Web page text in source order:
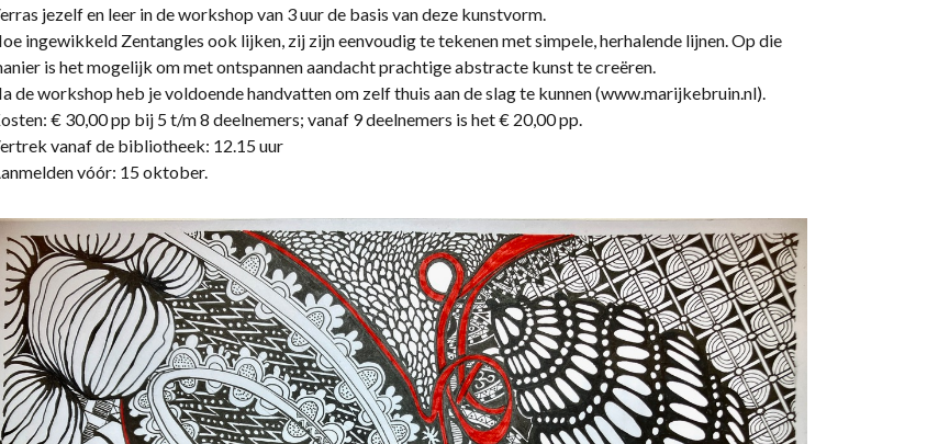
jezelf en leer in de workshop van 3 uur de basis van deze kunstvorm.
ingewikkeld Zentangles ook lijken, zij zijn eenvoudig te tekenen met simpele, herhalende lijnen. Op die
is het mogelijk om met ontspannen aandacht prachtige abstracte kunst te creëren.
de workshop heb je voldoende handvatten om zelf thuis aan de slag te kunnen (www.marijkebruin.nl).
€ 30,00 pp bij 5 t/m 8 deelnemers; vanaf 9 deelnemers is het € 20,00 pp.
vanaf de bibliotheek: 12.15 uur
vóór: 15 oktober.